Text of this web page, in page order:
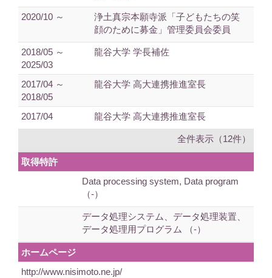
2020/10 ～
浄土真宗本願寺派「子どもたちの笑
顔のために募金」管理委員会委員
2018/05 ～
2025/03
龍谷大学 学長補佐
2017/04 ～
2018/05
龍谷大学 高大連携推進室長
2017/04 龍谷大学 高大連携推進室長
全件表示（12件）
取得特許
Data processing system, Data program
（-）
データ処理システム、データ処理装置、
データ処理用プログラム （-）
ホームページ
http://www.nisimoto.ne.jp/